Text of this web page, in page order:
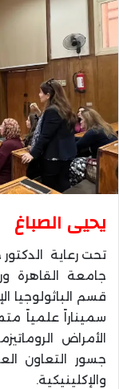
يحيى الصباغ
تحت رعاية
جامعة القاهرة
قسم الباثولوجيا
سميناراً علمياً
الأمراض
جسور التعاون
والإكلينيكية.